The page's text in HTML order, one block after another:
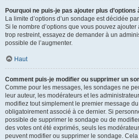
Pourquoi ne puis-je pas ajouter plus d’options
La limite d’options d’un sondage est décidée
Si le nombre d’options que vous pouvez
trop restreint, essayez de demander à un
possible de l’augmenter.
Haut
Comment puis-je modifier ou supprimer un
Comme pour les messages, les sondages ne
leur auteur, les modérateurs et les
modifiez tout simplement le premier message
obligatoirement associé à ce dernier. Si
possible de supprimer le sondage ou de
des votes ont été exprimés, seuls les
peuvent modifier ou supprimer le sondage.